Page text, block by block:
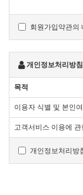
회원가입약관의
개인정보처리방
목적
이용자 식별 및 본인
고객서비스 이용에
개인정보처리방